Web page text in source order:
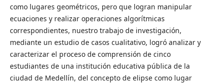
como lugares geométricos, pero que logran manipular
ecuaciones y realizar operaciones algorítmicas
correspondientes, nuestro trabajo de investigación,
mediante un estudio de casos cualitativo, logró analizar y
caracterizar el proceso de comprensión de cinco
estudiantes de una institución educativa pública de la
ciudad de Medellín, del concepto de elipse como lugar